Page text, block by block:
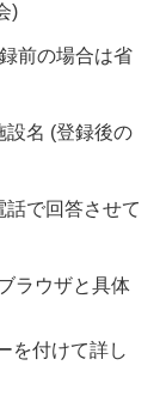
)
前の場合は省
設名 (登録後の
で回答させて
ラウザと具体
を付けて詳し